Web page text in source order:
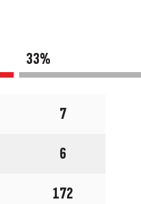
33%
7
6
172